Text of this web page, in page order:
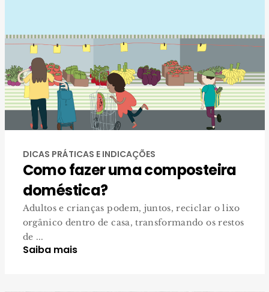
DICAS PRÁTICAS E INDICAÇÕES
Como fazer uma composteira
doméstica?
Adultos e crianças podem, juntos, reciclar o lixo
orgânico dentro de casa, transformando os restos
de ...
Saiba mais